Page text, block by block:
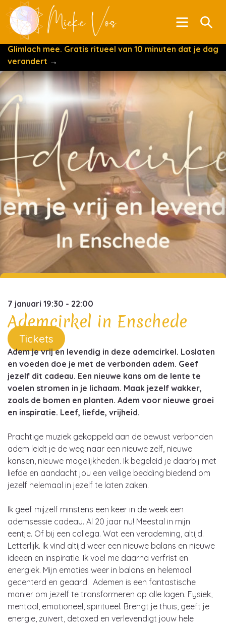
Menu
Glimlach mee. Gratis ritueel van 10 minuten dat je dag
verandert →
7 januari 19:30 - 22:00
Ademcirkel in Enschede
Tickets
Adem je vrij en levendig in deze ademcirkel. Loslaten
en voeden doe je met de verbonden adem. Geef
jezelf dit cadeau. Een nieuwe kans om de lente te
voelen stromen in je lichaam. Maak jezelf wakker,
zoals de bomen en planten. Adem voor nieuwe groei
en inspiratie. Leef, liefde, vrijheid.
Prachtige muziek gekoppeld aan de bewust verbonden
adem leidt je de weg naar een nieuwe zelf, nieuwe
kansen, nieuwe mogelijkheden. Ik begeleid je daarbij met
liefde en aandacht jou een veilige bedding biedend om
jezelf helemaal in jezelf te laten zaken.
Ik geef mijzelf minstens een keer in de week een
ademsessie cadeau. Al 20 jaar nu! Meestal in mijn
eentje. Of bij een collega. Wat een verademing, altijd.
Letterlijk. Ik vind altijd weer een nieuwe balans en nieuwe
ideeën en inspiratie. Ik voel me daarna verfrist en
energiek. Mijn emoties weer in balans en helemaal
gecenterd en geaard. Ademen is een fantastische
manier om jezelf te transformeren op alle lagen. Fysiek,
mentaal, emotioneel, spiritueel. Brengt je thuis, geeft je
energie, zuivert, detoxed en verlevendigt jouw hele